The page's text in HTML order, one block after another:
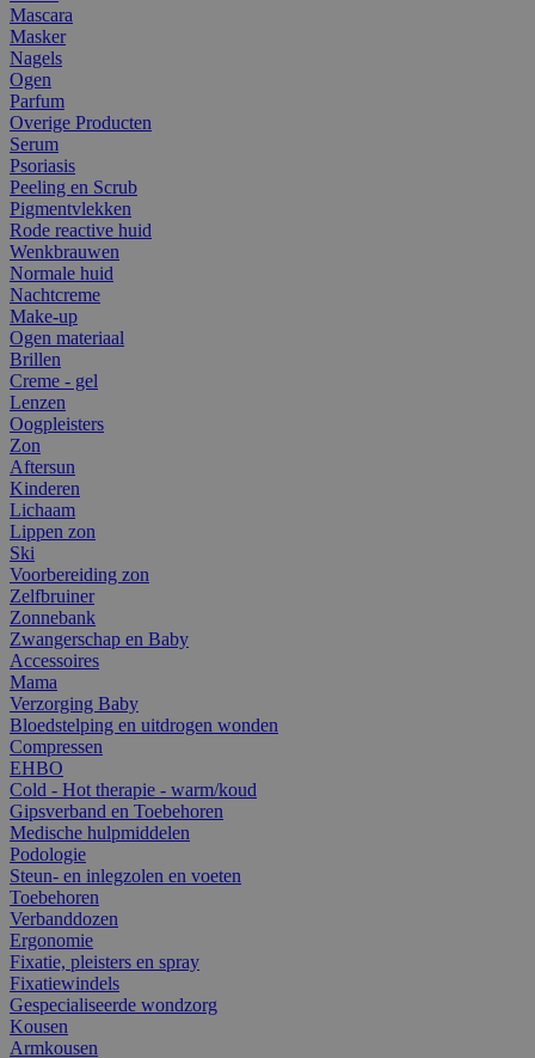
Mascara
Masker
Nagels
Ogen
Parfum
Overige Producten
Serum
Psoriasis
Peeling en Scrub
Pigmentvlekken
Rode reactive huid
Wenkbrauwen
Normale huid
Nachtcreme
Make-up
Ogen materiaal
Brillen
Creme - gel
Lenzen
Oogpleisters
Zon
Aftersun
Kinderen
Lichaam
Lippen zon
Ski
Voorbereiding zon
Zelfbruiner
Zonnebank
Zwangerschap en Baby
Accessoires
Mama
Verzorging Baby
Bloedstelping en uitdrogen wonden
Compressen
EHBO
Cold - Hot therapie - warm/koud
Gipsverband en Toebehoren
Medische hulpmiddelen
Podologie
Steun- en inlegzolen en voeten
Toebehoren
Verbanddozen
Ergonomie
Fixatie, pleisters en spray
Fixatiewindels
Gespecialiseerde wondzorg
Kousen
Armkousen